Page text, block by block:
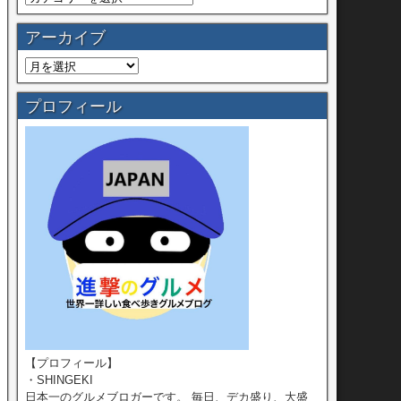
アーカイブ
プロフィール
【プロフィール】
・SHINGEKI
日本一のグルメブロガーです。 毎日、デカ盛り、大盛